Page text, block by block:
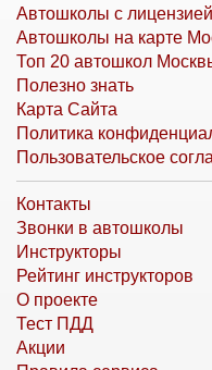
Автошколы с лицензией
Автошколы на карте
Топ 20 автошкол
Полезно знать
Карта Сайта
Политика
Пользовательское
Контакты
Звонки в автошколы
Инструкторы
Рейтинг инструкторов
О проекте
Тест ПДД
Акции